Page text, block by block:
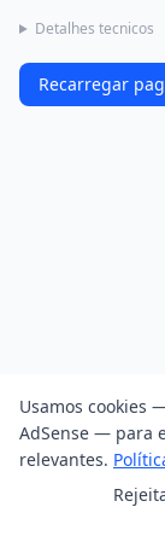
Detalhes tecnicos
Recarregar
Usamos cookies
AdSense — para
relevantes.